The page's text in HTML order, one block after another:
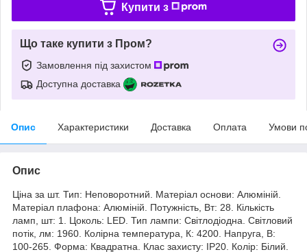
Купити з
Що таке купити з Пром?
Замовлення під захистом
Доступна доставка
Опис Характеристики Доставка Оплата Умови
Опис
Ціна за шт. Тип: Неповоротний. Матеріал основи: Алюміній.
Матеріал плафона: Алюміній. Потужність, Вт: 28. Кількість
ламп, шт: 1. Цоколь: LED. Тип лампи: Світлодіодна. Світловий
потік, лм: 1960. Колірна температура, К: 4200. Напруга, В:
100-265. Форма: Квадратна. Клас захисту: IP20. Колір: Білий.